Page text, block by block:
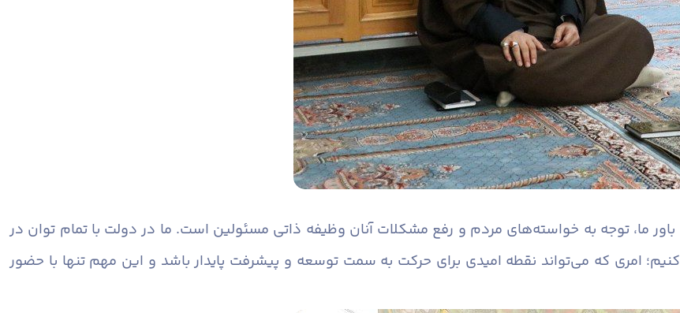
ما، توجه به خواسته‌های مردم و رفع مشکلات آنان وظیفه ذاتی مسئولین است. ما در دولت با تمام توان در
امری که می‌تواند نقطه امیدی برای حرکت به سمت توسعه و پیشرفت پایدار باشد و این مهم تنها با حضور